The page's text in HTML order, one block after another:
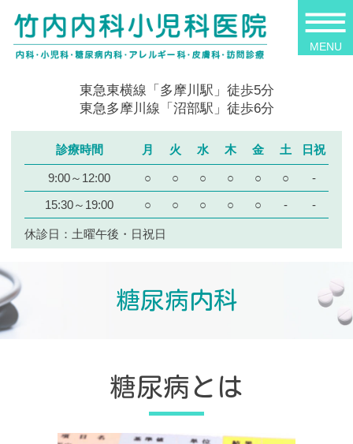
東急東横線「多摩川駅」徒歩5分
東急多摩川線「沼部駅」徒歩6分
診療時間 月 火 水 木 金 土 日祝
9:00～12:00 ○ ○ ○ ○ ○ ○
-
15:30～19:00
○ ○ ○ ○ ○ - -
休診日：土曜午後・日祝日
糖尿病内科
糖尿病とは